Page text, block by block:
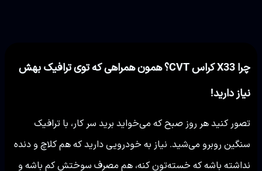
چرا X33 کراس CVT؟ همون همراهی که توی ترافیک بهش
نیاز دارید!
تصور کنید هر روز صبح که می‌خواید برید سر کار، با ترافیک
سنگین روبرو می‌شید. نیاز به خودرویی دارید که هم کلاچ و دنده
نداشته باشه که خسته‌تون کنه، هم مصرف سوختش کم باشه و